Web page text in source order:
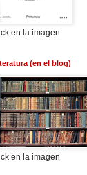
en la imagen
(en el blog)
en la imagen